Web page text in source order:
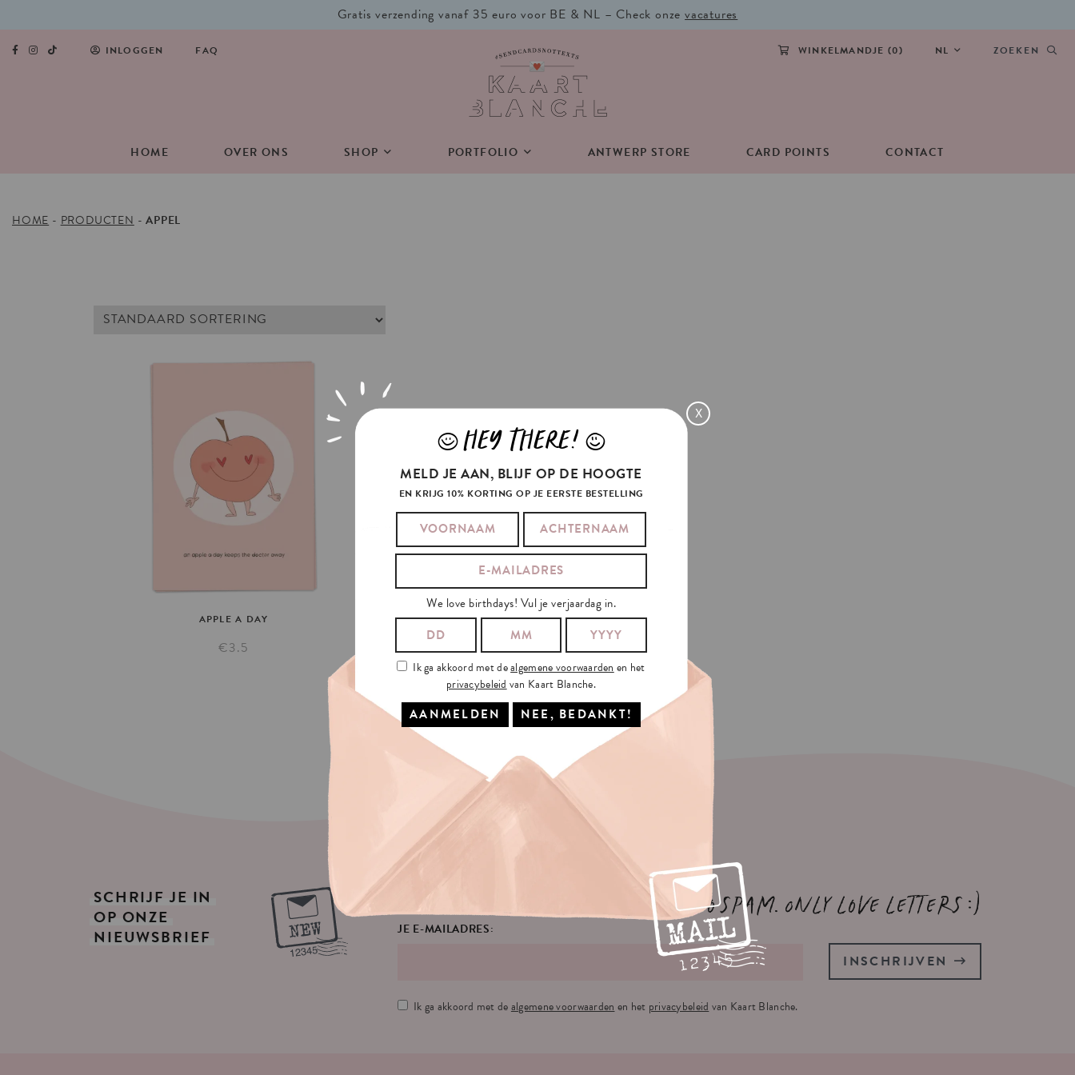
Gratis verzending vanaf 35 euro voor BE & NL – Check onzevacatures
INLOGGEN FAQ WINKELMANDJE (0) NL ZOEKEN
HOME OVER ONS SHOP PORTFOLIO ANTWERP STORE CARD POINTS CONTACT
HOME - PRODUCTEN -APPEL
APPLE A DAY
€3.5
SCHRIJF JE IN
OP ONZE
NIEUWSBRIEF
No spam. Only love letters :)
JE E-MAILADRES:
Ik ga akkoord met dealgemene voorwaarden en het privacybeleid van Kaart Blanche.
INSCHRIJVEN
X
JHEY THERE! L
MELD JE AAN, BLIJF OP DE HOOGTE
EN KRIJG 10% KORTING OP JE EERSTE BESTELLING
We love birthdays! Vul je verjaardag in.
Ik ga akkoord met dealgemene voorwaardenen het
privacybeleidvan Kaart Blanche.